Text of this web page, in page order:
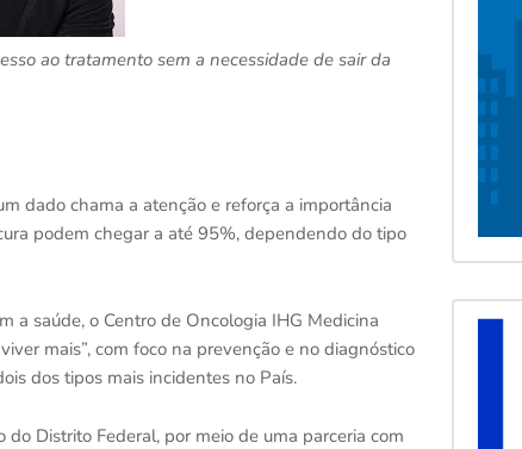
ao tratamento sem a necessidade de sair da
dado chama a atenção e reforça a importância
podem chegar a até 95%, dependendo do tipo
a saúde, o Centro de Oncologia IHG Medicina
mais”, com foco na prevenção e no diagnóstico
dos tipos mais incidentes no País.
Distrito Federal, por meio de uma parceria com